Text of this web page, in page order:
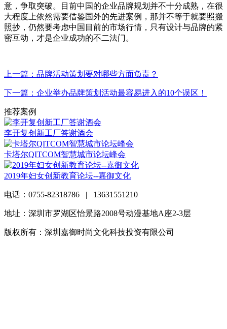
意，争取突破。目前中国的企业品牌规划并不十分成熟，在很
大程度上依然需要借鉴国外的先进案例，那并不等于就要照搬
照抄，仍然要考虑中国目前的市场行情，只有设计与品牌的紧
密互动，才是企业成功的不二法门。
上一篇：品牌活动策划要对哪些方面负责？
下一篇：企业举办品牌策划活动最容易进入的10个误区！
推荐案例
李开复创新工厂答谢酒会
卡塔尔QITCOM智慧城市论坛峰会
2019年妇女创新教育论坛--嘉御文化
电话：0755-82318786 | 13631551210
地址：深圳市罗湖区怡景路2008号动漫基地A座2-3层
版权所有：深圳嘉御时尚文化科技投资有限公司